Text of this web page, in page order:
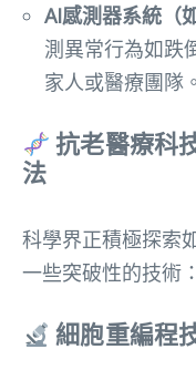
AI感測器系統（
測異常行為如跌
家人或醫療團隊。
抗老醫療科
法
科學界正積極探索
一些突破性的技術：
細胞重編程